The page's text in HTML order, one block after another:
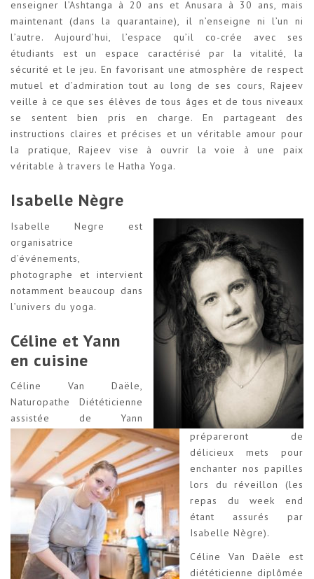
enseigner l’Ashtanga à 20 ans et Anusara à 30 ans, mais
maintenant (dans la quarantaine), il n’enseigne ni l’un ni
l’autre. Aujourd’hui, l’espace qu’il co-crée avec ses
étudiants est un espace caractérisé par la vitalité, la
sécurité et le jeu. En favorisant une atmosphère de respect
mutuel et d’admiration tout au long de ses cours, Rajeev
veille à ce que ses élèves de tous âges et de tous niveaux
se sentent bien pris en charge. En partageant des
instructions claires et précises et un véritable amour pour
la pratique, Rajeev vise à ouvrir la voie à une paix
véritable à travers le Hatha Yoga.
Isabelle Nègre
Isabelle Negre est
organisatrice
d’événements,
photographe et intervient
notamment beaucoup dans
l’univers du yoga.
Céline et Yann
en cuisine
Céline Van Daële,
Naturopathe Diététicienne
assistée de Yann
prépareront de
délicieux mets pour
enchanter nos papilles
lors du réveillon (les
repas du week end
étant assurés par
Isabelle Nègre).
Céline Van Daële est
diététicienne diplômée